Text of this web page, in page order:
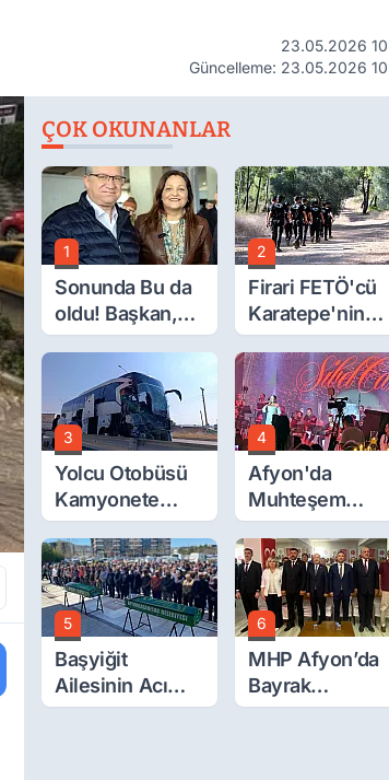
23.05.2026
Güncelleme: 23.05.2026
ÇOK OKUNANLAR
1
Sonunda Bu da
oldu! Başkan,
Meclis Üyesini
Bahçesinden
Attırdı
2
Firari FETÖ'cü
Karatepe'nin
Gösterdiği
Yerler Didik
Didik Aranıyor
3
Yolcu Otobüsü
Kamyonete
Çarptı: 1 Ölü, 15
Yaralı
4
Afyon'da
Muhteşem
Düğün
5
Başyiğit
Ailesinin Acı
Günü: Ali
6
MHP Afyon’da
Bayrak
Değişimi!